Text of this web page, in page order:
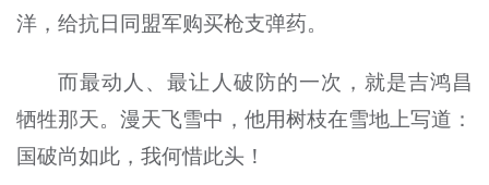
洋，给抗日同盟军购买枪支弹药。
而最动人、最让人破防的一次，就是吉鸿昌
牺牲那天。漫天飞雪中，他用树枝在雪地上写道：
国破尚如此，我何惜此头！